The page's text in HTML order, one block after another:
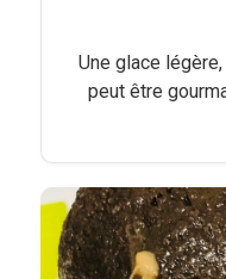
Mes livres
Politique de
Une glace
peut être